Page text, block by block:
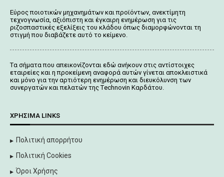
Εύρος ποιοτικών μηχανημάτων και προϊόντων, ανεκτίμητη
τεχνογνωσία, αξιόπιστη και έγκαιρη ενημέρωση για τις
ριζοσπαστικές εξελίξεις του κλάδου όπως διαμορφώνονται τη
στιγμή που διαβάζετε αυτό το κείμενο.
Tα σήματα που απεικονίζονται εδώ ανήκουν στις αντίστοιχες
εταιρείες και η προκείμενη αναφορά αυτών γίνεται αποκλειστικά
και μόνο για την αρτιότερη ενημέρωση και διευκόλυνση των
συνεργατών και πελατών της Τechnovin Kαρδάτου.
ΧΡΉΣΙΜΑ LINKS
Πολιτική απορρήτου
Πολιτική Cookies
Όροι Χρήσης